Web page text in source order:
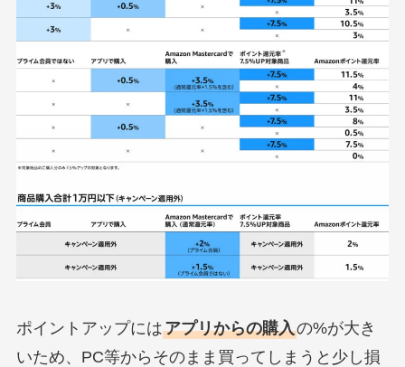
ポイントアップにはアプリからの購入の%が大き
いため、PC等からそのまま買ってしまうと少し損